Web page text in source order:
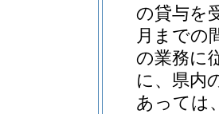
の貸与を
月までの
の業務に
に、県内
あっては